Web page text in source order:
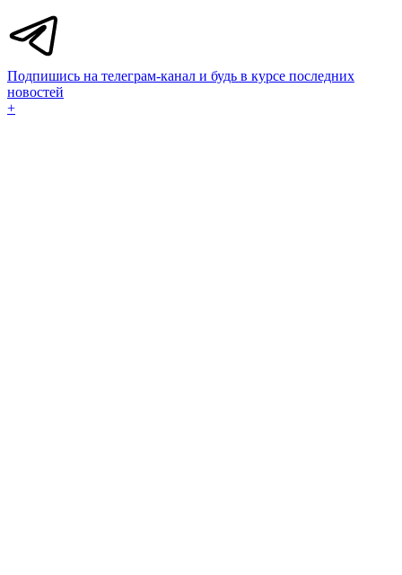
Подпишись на телеграм-канал и будь в курсе последних
новостей
+